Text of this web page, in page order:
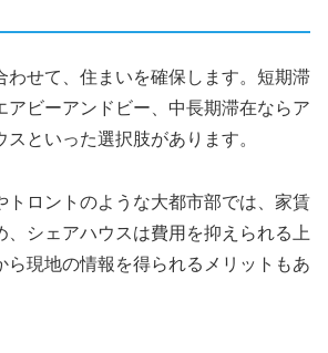
わせて、住まいを確保します。短期滞
アビーアンドビー、中長期滞在ならア
といった選択肢があります。
トロントのような大都市部では、家賃
、シェアハウスは費用を抑えられる上
ら現地の情報を得られるメリットもあ